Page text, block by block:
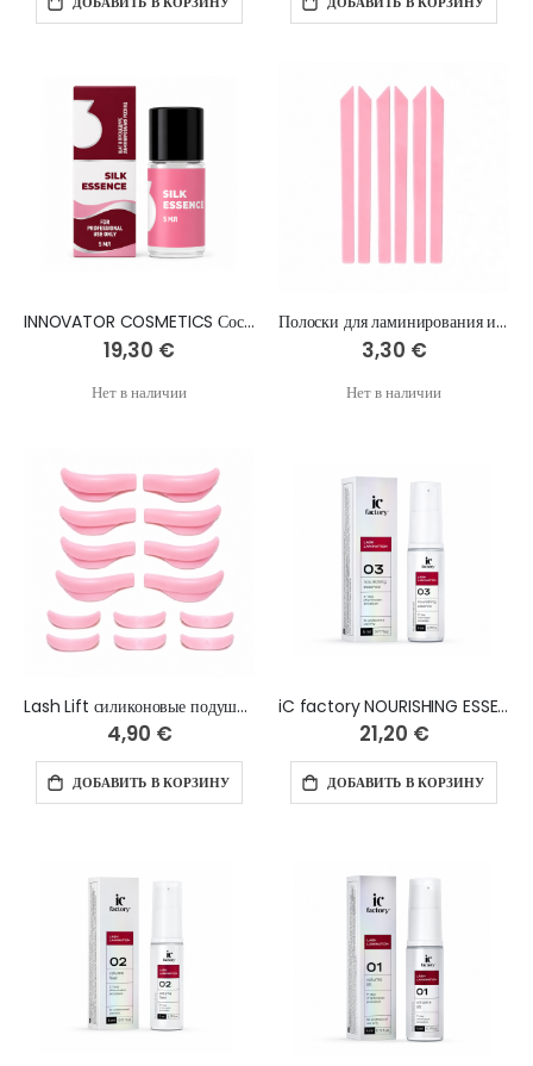
INNOVATOR COSMETICS Состав №3 для ламинирования ресниц и бровей SILK ESSENCE, 5 мл
19,30 €
Нет в наличии
Полоски для ламинирования и лашлифта ресниц, 3 пары
3,30 €
Нет в наличии
Lash Lift силиконовые подушечки, 7 пар
4,90 €
ДОБАВИТЬ В КОРЗИНУ
iC factory NOURISHING ESSENCE 03 для ламинирования ресниц, 5 мл
21,20 €
ДОБАВИТЬ В КОРЗИНУ